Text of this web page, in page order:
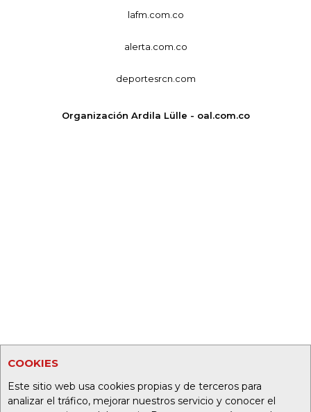
COOKIES
Este sitio web usa cookies propias y de terceros para
analizar el tráfico, mejorar nuestros servicio y conocer el
lafm.com.co
alerta.com.co
deportesrcn.com
Organización Ardila Lülle - oal.com.co